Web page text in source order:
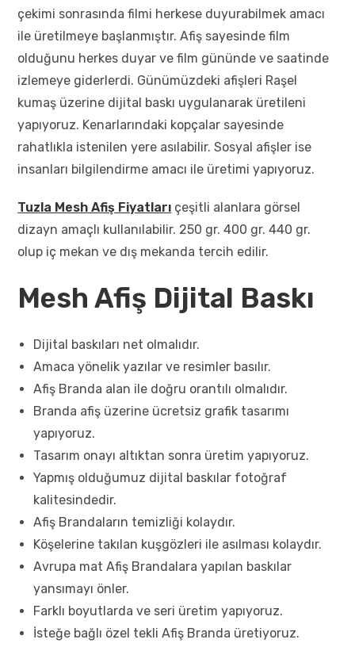
çekimi sonrasında filmi herkese duyurabilmek amacı
ile üretilmeye başlanmıştır. Afiş sayesinde film
olduğunu herkes duyar ve film gününde ve saatinde
izlemeye giderlerdi. Günümüzdeki afişleri Raşel
kumaş üzerine dijital baskı uygulanarak üretileni
yapıyoruz. Kenarlarındaki kopçalar sayesinde
rahatlıkla istenilen yere asılabilir. Sosyal afişler ise
insanları bilgilendirme amacı ile üretimi yapıyoruz.
Tuzla Mesh Afiş Fiyatları çeşitli alanlara görsel
dizayn amaçlı kullanılabilir. 250 gr. 400 gr. 440 gr.
olup iç mekan ve dış mekanda tercih edilir.
Mesh Afiş Dijital Baskı
Dijital baskıları net olmalıdır.
Amaca yönelik yazılar ve resimler basılır.
Afiş Branda alan ile doğru orantılı olmalıdır.
Branda afiş üzerine ücretsiz grafik tasarımı
yapıyoruz.
Tasarım onayı altıktan sonra üretim yapıyoruz.
Yapmış olduğumuz dijital baskılar fotoğraf
kalitesindedir.
Afiş Brandaların temizliği kolaydır.
Köşelerine takılan kuşgözleri ile asılması kolaydır.
Avrupa mat Afiş Brandalara yapılan baskılar
yansımayı önler.
Farklı boyutlarda ve seri üretim yapıyoruz.
İsteğe bağlı özel tekli Afiş Branda üretiyoruz.